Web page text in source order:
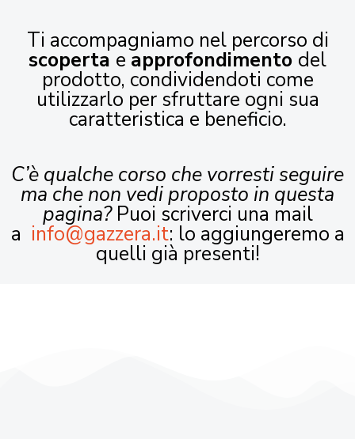
Ti accompagniamo nel percorso di
scoperta e approfondimento del
prodotto, condividendoti come
utilizzarlo per sfruttare ogni sua
caratteristica e beneficio.
C’è qualche corso che vorresti seguire
ma che non vedi proposto in questa
pagina?Puoi scriverci una mail
a info@gazzera.it: lo aggiungeremo a
quelli già presenti!